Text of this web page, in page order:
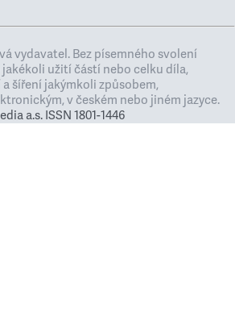
vydavatel. Bez písemného svolení
užití částí nebo celku díla,
šíření jakýmkoli způsobem,
v českém nebo jiném jazyce.
a.s. ISSN 1801-1446